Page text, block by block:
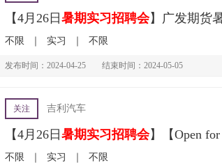
【4月26日 暑期实习招聘会】广发期货
不限 实习 不限
发布时间：2024-04-25 结束时间：2024-05-05
关注 吉利汽车
【4月26日 暑期实习招聘会】【Open
不限 实习 不限